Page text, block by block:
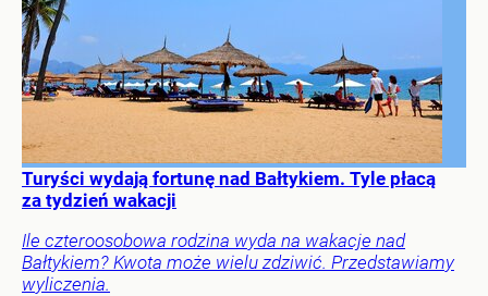
Turyści wydają fortunę nad Bałtykiem. Tyle płacą
za tydzień wakacji
Ile czteroosobowa rodzina wyda na wakacje nad
Bałtykiem? Kwota może wielu zdziwić. Przedstawiamy
wyliczenia.